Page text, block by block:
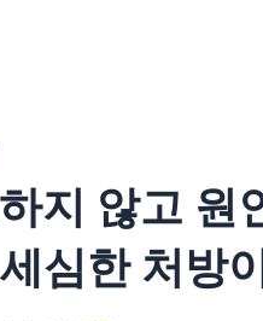
지 않고 원
심한 처방